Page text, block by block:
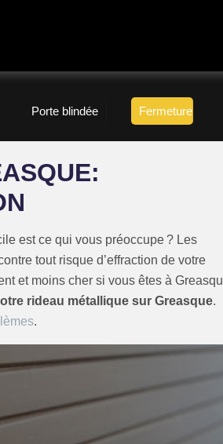
Porte blindée Fermeture
est ce qui vous préoccupe ? Les
tout risque d’effraction de votre
et moins cher si vous êtes à
rideau métallique sur Greasque.
.